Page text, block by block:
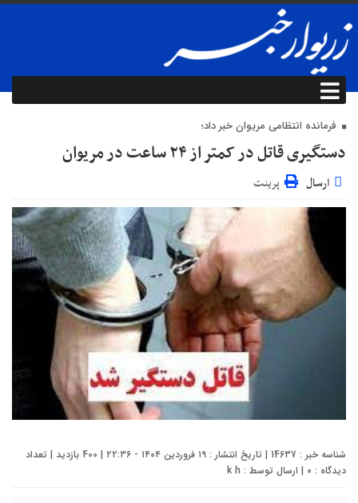
فرمانده انتظامی مریوان خبر داد؛
دستگیری قاتل در کمتر از ۲۴ ساعت در مریوان
ارسال پرینت
شناسه خبر : 14637 | تاریخ انتشار : ۱۹ فروردین ۱۴۰۴ - ۲۲:۳۶ | 400 بازدید | تعداد
دیدگاه : 0 | ارسال توسط : k h